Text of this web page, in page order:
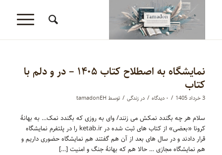
نمایشگاه به اصطلاح کتاب ۱۴۰۵ – در و دلم با
کتاب
3 خرداد 1405 / ۰ دیدگاه‌ / در زندگی / توسط tamadonEH
سلام هر چه بگندد نمکش می زنند/ وای به روزی که بگندد نمک… به بهانۀ
کرونا «بعضی» از کتاب های ثبت شده در ketab.ir را در پلتفرم نمایشگاه
قرار دادند و در سال های بعد از آن هم گفتند هم نمایشگاه حضوری داریم و
هم نمایشگاه مجازی … حالا هم که بهانۀ جنگ و امنیت […]